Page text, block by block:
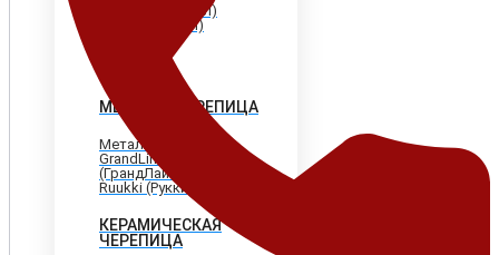
Katepal (Катепал)
Icopal (Икопал)
МЕТАЛЛОЧЕРЕПИЦА
МеталлПрофиль
GrandLine
(ГрандЛайн)
Ruukki (Рукки)
КЕРАМИЧЕСКАЯ
ЧЕРЕПИЦА